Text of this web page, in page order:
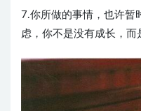
7.你所做的事情，也许暂
虑，你不是没有成长，而